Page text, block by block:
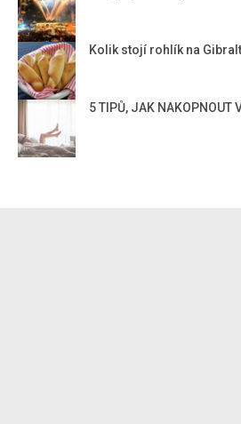
Kolik stojí rohlík na
5 TIPŮ, JAK NAKOPNOUT